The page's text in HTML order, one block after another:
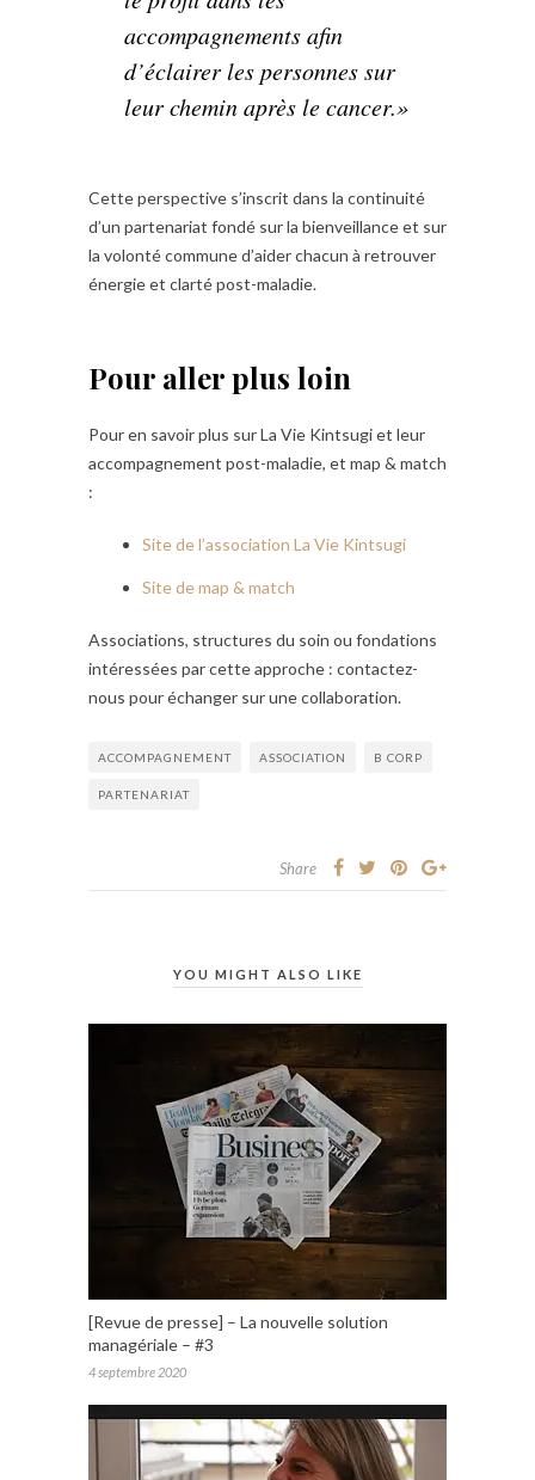
accompagnements afin
d’éclairer les personnes sur
leur chemin après le cancer.»
Cette perspective s’inscrit dans la continuité
d’un partenariat fondé sur la bienveillance et sur
la volonté commune d’aider chacun à retrouver
énergie et clarté post-maladie.
Pour aller plus loin
Pour en savoir plus sur La Vie Kintsugi et leur
accompagnement post-maladie, et map & match
:
Site de l’association La Vie Kintsugi
Site de map & match
Associations, structures du soin ou fondations
intéressées par cette approche : contactez-
nous pour échanger sur une collaboration.
ACCOMPAGNEMENT ASSOCIATION B CORP
PARTENARIAT
Share
YOU MIGHT ALSO LIKE
[Revue de presse] – La nouvelle solution
managériale – #3
4 septembre 2020